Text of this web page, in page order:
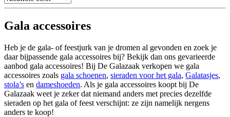
Gala accessoires
Heb je de gala- of feestjurk van je dromen al gevonden en zoek je
daar bijpassende gala accessoires bij? Bekijk dan ons gevarieerde
aanbod gala accessoires! Bij De Galazaak verkopen we gala
accessoires zoals gala schoenen, sieraden voor het gala, Galatasjes,
stola’s en dameshoeden. Als je gala accessoires koopt bij De
Galazaak weet je zeker dat niemand anders met precies dezelfde
sieraden op het gala of feest verschijnt: ze zijn namelijk nergens
anders te koop!